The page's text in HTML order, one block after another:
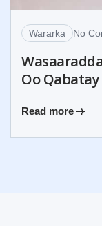
Wararka No
Oo
Read more